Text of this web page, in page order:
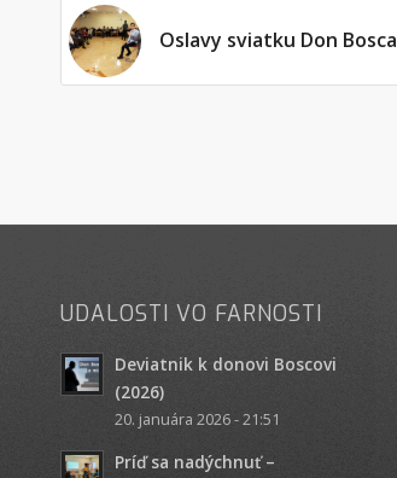
Oslavy sviatku Don Bosca
UDALOSTI VO FARNOSTI
Deviatnik k donovi Boscovi
(2026)
20. januára 2026 - 21:51
Príď sa nadýchnuť –